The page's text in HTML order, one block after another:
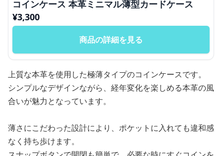
コインケース 本革ミニマル薄型カードケース
¥3,300
商品の詳細を見る
上質な本革を使用した極薄タイプのコインケースです。
シンプルなデザインながら、経年変化を楽しめる本革の風
合いが魅力となっています。
薄さにこだわった設計により、ポケットに入れても違和感
なく持ち歩けます。